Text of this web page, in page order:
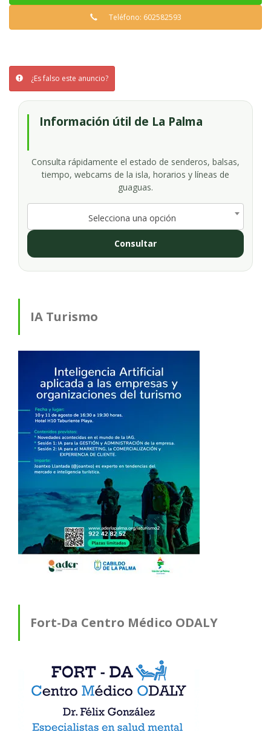
Teléfono: 602582593
¿Es falso este anuncio?
Información útil de La Palma
Consulta rápidamente el estado de senderos, balsas,
tiempo, webcams de la isla, horarios y líneas de
guaguas.
Selecciona una opción
Consultar
IA Turismo
Fort-Da Centro Médico ODALY